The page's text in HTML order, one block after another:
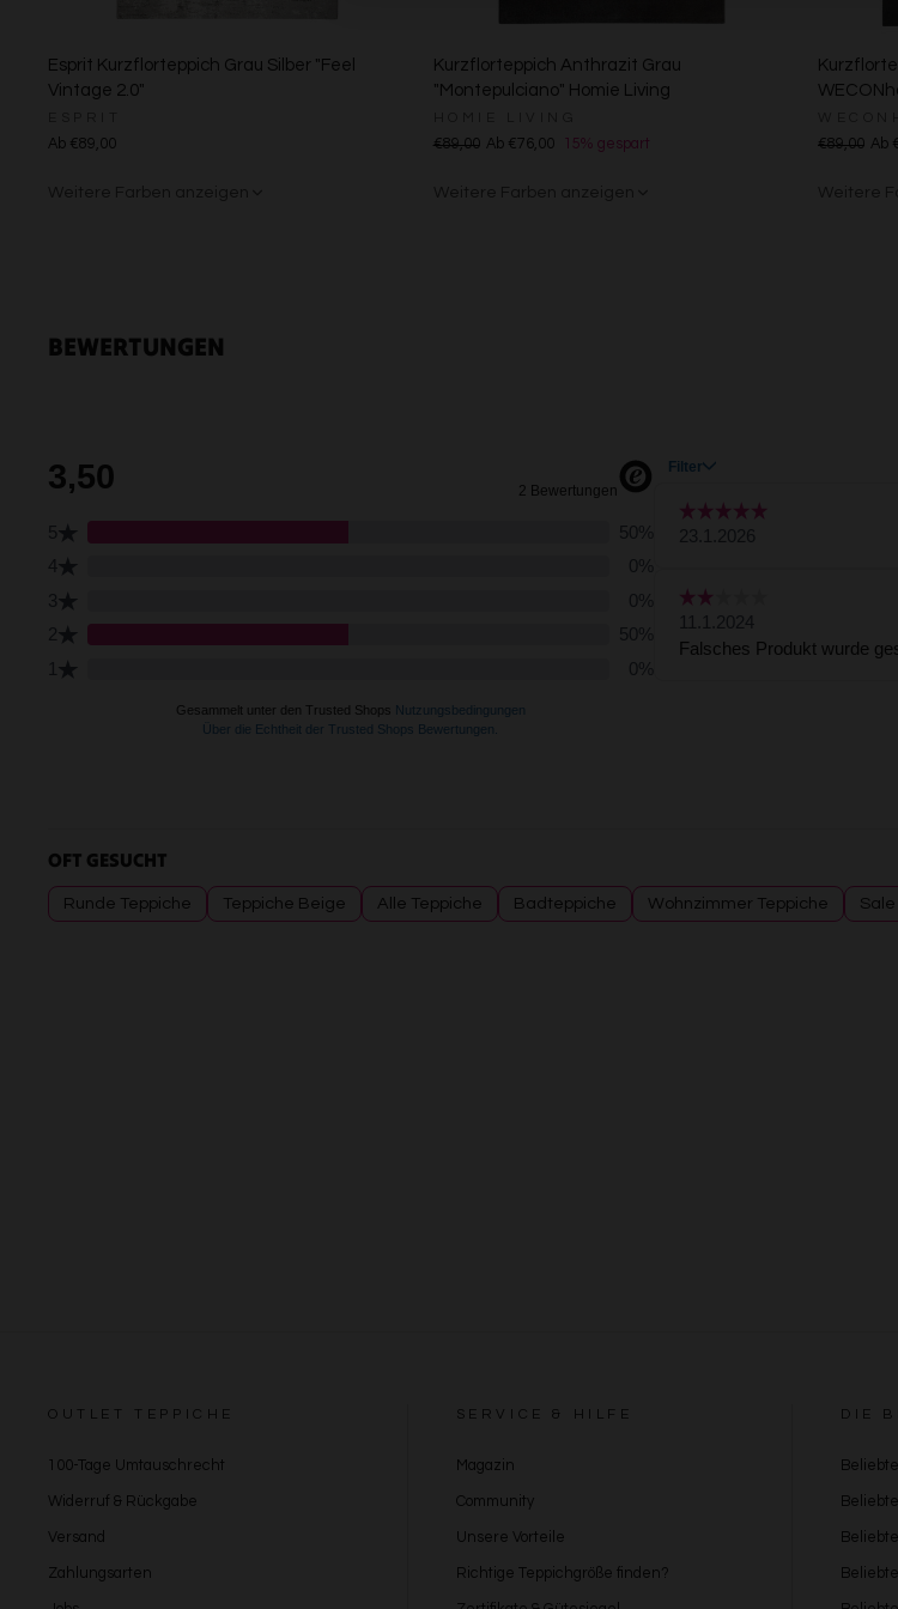
Esprit Kurzflorteppich Grau Silber "Feel
Vintage 2.0"
Ab €89,00
Kurzflorteppich Anthrazit Grau
"Montepulciano" Homie Living
€89,00 Ab €76,00 15% gespart
€89,00 Ab
BEWERTUNGEN
OFT GESUCHT
Runde Teppiche Teppiche Beige Alle Teppiche Badteppiche Wohnzimmer Teppiche Sale
OUTLET TEPPICHE
100-Tage Umtauschrecht
Widerruf & Rückgabe
Versand
Zahlungsarten
SERVICE & HILFE
Magazin
Community
Unsere Vorteile
Richtige Teppichgröße finden?
DIE
Verwendung reduzierter Daten zur Auswahl von
Erstellung von Profilen für personalisierte
Verwendung von Profilen zur Auswahl